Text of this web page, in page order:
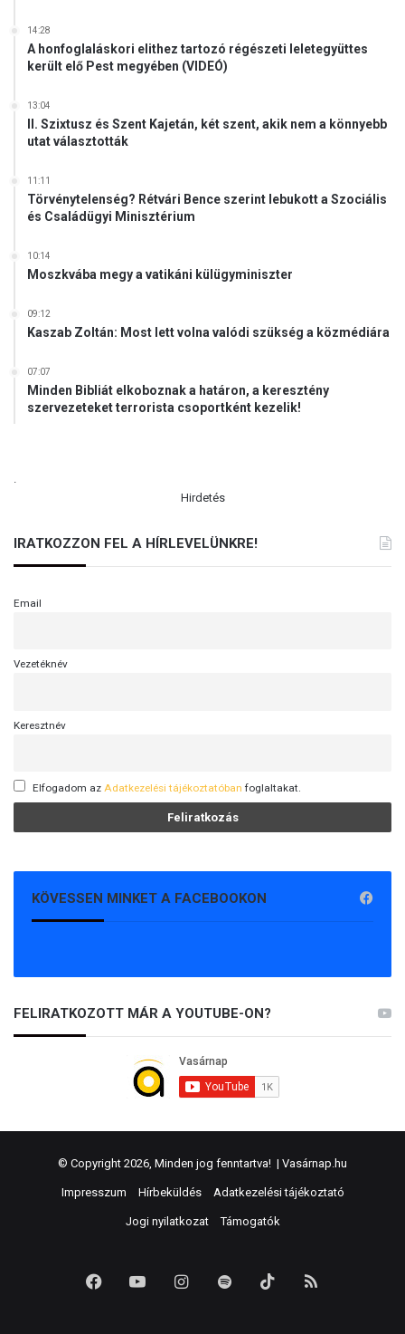
14:28
A honfoglaláskori elithez tartozó régészeti leletegyüttes
került elő Pest megyében (VIDEÓ)
13:04
II. Szixtusz és Szent Kajetán, két szent, akik nem a könnyebb
utat választották
11:11
Törvénytelenség? Rétvári Bence szerint lebukott a Szociális
és Családügyi Minisztérium
10:14
Moszkvába megy a vatikáni külügyminiszter
09:12
Kaszab Zoltán: Most lett volna valódi szükség a közmédiára
07:07
Minden Bibliát elkoboznak a határon, a keresztény
szervezeteket terrorista csoportként kezelik!
.
Hirdetés
IRATKOZZON FEL A HÍRLEVELÜNKRE!
Email
Vezetéknév
Keresztnév
Elfogadom az Adatkezelési tájékoztatóban foglaltakat.
KÖVESSEN MINKET A FACEBOOKON
FELIRATKOZOTT MÁR A YOUTUBE-ON?
© Copyright 2026, Minden jog fenntartva! | Vasárnap.hu
Impresszum Hírbeküldés Adatkezelési tájékoztató
Jogi nyilatkozat Támogatók
FacebookYouTubeInstagram
Spotify TikTok